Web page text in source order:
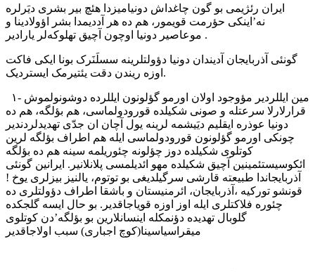
ایران رئژیمی بو گون چاغداش دونیامیزدا هئچ بیر بشری ديَرلره
نه’اینکی حؤرمت قویمور، هم ده هر آددیمدا بشر اؤولادینا و
موعاصیر دونیا اوچون آچیق تهلوکه‌‌لر یارادیر .
گونئی آذربایجان آدیندان دونیا دؤولتلرینه سسلَنَرک بونا ایکی فاکت
اوزه ریندن دقت یئتیرمک ایستردیک.
۱- مین ایللردیر مؤوجود اولان اورمو گؤلونون ایللرده دوشونولموش
قرارلارلا سرعتله و صونی شکیلده قورودولماسی، هم بؤلگه، هم ده
دونیا عوذره ایقلیم ديَیشمه لرینه یول آچان ان جدّی تهدیدلردندیر
چونکی اورمو گؤلونون قورودولماسی ایله هم اطراف بؤلگه لرین
کوتلوی شکیلده دوز چؤلونه چئوریلمه سینه هم ده بؤلگه
ائکوسیستئمینین آچیق شکیلده مهو ائدیلمسی پلانلانیر. ایرانین گونئی
آذربایجاندا طبیعته قارشی سرگیلدیغی بو توتوم، یالنیز بیزلری یوخ !
قونشو تورکیه ،آذربایجان، ائرمنیستان و باشقا اطراف دؤولتلری ده
چئوره فلاکتلری ایله اوز اوزه قویاجاقدیر. بو حال ایسه گلجکده
گلوبال تهدیده دؤنمکله اینسانلارین بو بؤلگه’دن کوتلوی